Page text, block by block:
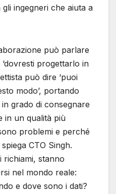
ingegneri che aiuta a
può parlare
progettarlo in
può dire ‘puoi
modo’, portando
grado di consegnare
in un qualità più
problemi e perché
CTO Singh.
richiami, stanno
nel mondo reale:
e dove sono i dati?